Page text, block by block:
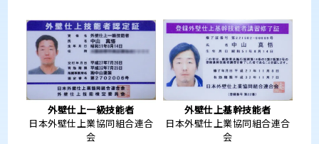
外壁仕上一級技能者
日本外壁仕上業協同組合連合
会
外壁仕上基幹技能者
日本外壁仕上業協同組合連合
会